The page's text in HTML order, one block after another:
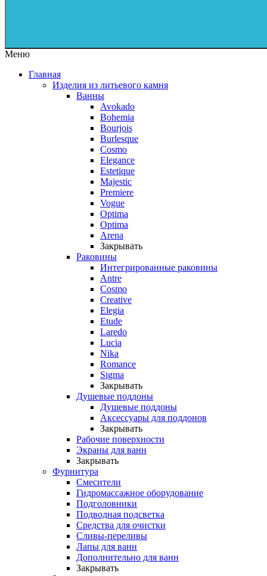
Меню
Главная
Изделия из литьевого камня
Ванны
Avokado
Bohemia
Bourjois
Burlesque
Cosmo
Elegance
Estetique
Majestic
Premiere
Vogue
Optima
Optima
Arena
Закрывать
Раковины
Интегрированные раковины
Antre
Cosmo
Creative
Elegia
Etude
Laredo
Lucia
Nika
Romance
Sigma
Закрывать
Душевые поддоны
Душевые поддоны
Аксессуары для поддонов
Закрывать
Рабочие поверхности
Экраны для ванн
Закрывать
Фурнитура
Смесители
Гидромассажное оборудование
Подголовники
Подводная подсветка
Средства для очистки
Сливы-переливы
Лапы для ванн
Дополнительно для ванн
Закрывать